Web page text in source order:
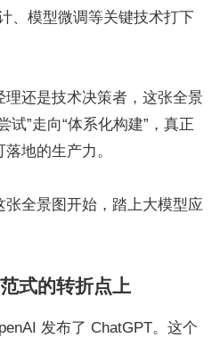
、模型微调等关键技术打下
还是技术决策者，这张全景
试”走向“体系化构建”，真正
地的生产力。
全景图开始，踏上大模型应
式的转折点上
发布了 ChatGPT。这个